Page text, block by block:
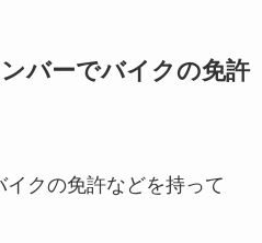
バーでバイクの免許
クの免許などを持って